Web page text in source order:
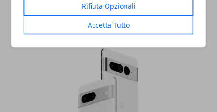
Rifiuta Opzionali
Accetta Tutto